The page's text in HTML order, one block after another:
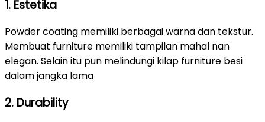
1. Estetika
Powder coating memiliki berbagai warna dan tekstur.
Membuat furniture memiliki tampilan mahal nan
elegan. Selain itu pun melindungi kilap furniture besi
dalam jangka lama
2. Durability